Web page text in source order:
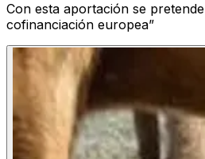
Con esta aportación se
cofinanciación europea”